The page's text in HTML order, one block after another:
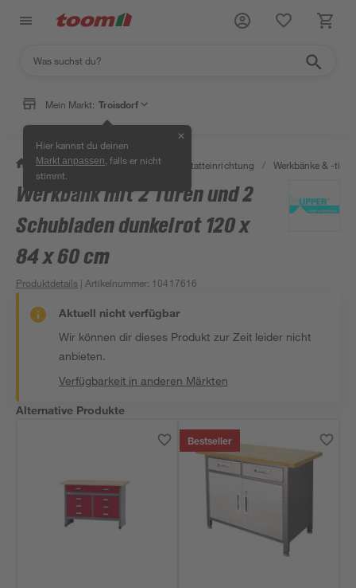
Mein Markt: Troisdorf
Hier kannst du deinen
Markt anpassen , falls er nicht
stimmt.
✕
/ Werkstatt & Maschinen / Werkstatteinrichtung / Werkbänke & -
Werkbank mit 2 Türen und 2
Schubladen dunkelrot 120 x
84 x 60 cm
Produktdetails | Artikelnummer: 10417616
Aktuell nicht verfügbar
Wir können dir dieses Produkt zur Zeit leider nicht
anbieten.
Verfügbarkeit in anderen Märkten
Alternative Produkte
Bestseller